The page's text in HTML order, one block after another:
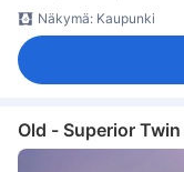
Näkymä: Kaupunki
Old - Superior Twin